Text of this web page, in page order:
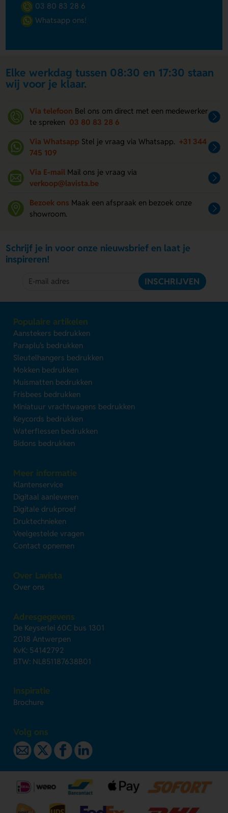
03 80 83 28 6
Whatsapp ons!
Elke werkdag tussen 08:30 en 17:30 staan
wij voor je klaar.
Via telefoon Bel ons om direct met een medewerker
te spreken 03 80 83 28 6
Via Whatsapp Stel je vraag via Whatsapp. +31 344
745 109
Via E-mail Mail ons je vraag via
verkoop@lavista.be
Bezoek ons Maak een afspraak en bezoek onze
showroom.
Schrijf je in voor onze nieuwsbrief en laat je
inspireren!
INSCHRIJVEN
Populaire artikelen
Aanstekers bedrukken
Paraplu's bedrukken
Sleutelhangers bedrukken
Mokken bedrukken
Muismatten bedrukken
Frisbees bedrukken
Miniatuur vrachtwagens bedrukken
Keycords bedrukken
Waterflessen bedrukken
Bidons bedrukken
Meer informatie
Klantenservice
Digitaal aanleveren
Digitale drukproef
Druktechnieken
Veelgestelde vragen
Contact opnemen
Over Lavista
Over ons
Adresgegevens
De Keyserlei 60C bus 1301
2018 Antwerpen
KvK: 54142792
BTW: NL851187638B01
Inspiratie
Brochure
Volg ons